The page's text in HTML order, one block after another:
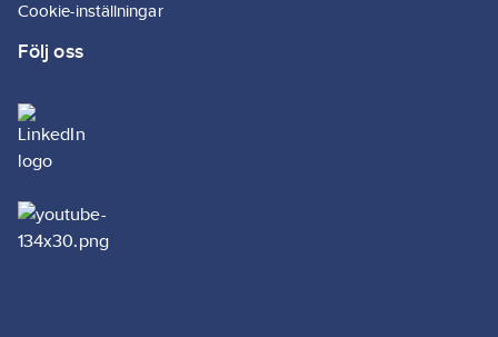
Cookie-inställningar
Följ oss